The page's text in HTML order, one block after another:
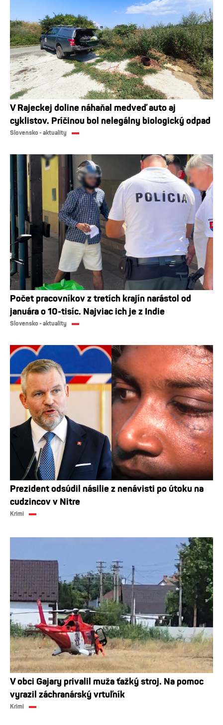
V Rajeckej doline náhaňal medveď auto aj
cyklistov. Príčinou bol nelegálny biologický odpad
Slovensko - aktuality
Počet pracovníkov z tretích krajín narástol od
januára o 10-tisíc. Najviac ich je z Indie
Slovensko - aktuality
Prezident odsúdil násilie z nenávisti po útoku na
cudzincov v Nitre
Krimi
V obci Gajary privalil muža ťažký stroj. Na pomoc
vyrazil záchranárský vrtuľník
Krimi